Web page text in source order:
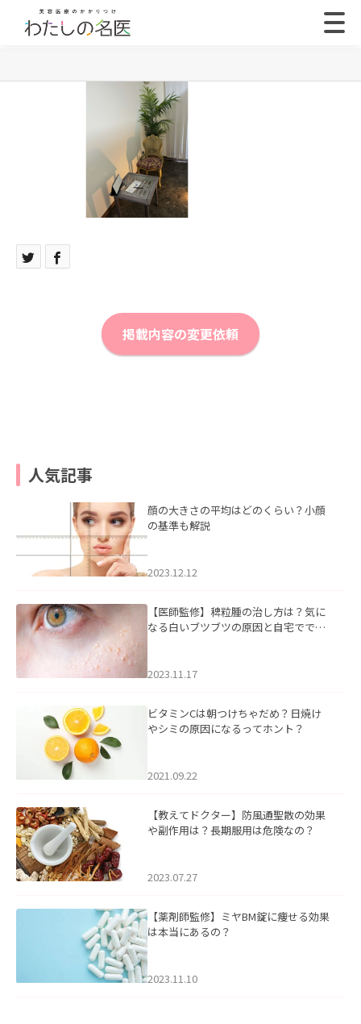
掲載内容の変更依頼
人気記事
顔の大きさの平均はどのくらい？小顔
の基準も解説
2023.12.12
【医師監修】稗粒腫の治し方は？気に
なる白いブツブツの原因と自宅ででき
2023.11.17
ビタミンCは朝つけちゃだめ？日焼け
やシミの原因になるってホント？
2021.09.22
【教えてドクター】防風通聖散の効果
や副作用は？長期服用は危険なの？
2023.07.27
【薬剤師監修】ミヤBM錠に痩せる効果
は本当にあるの？
2023.11.10